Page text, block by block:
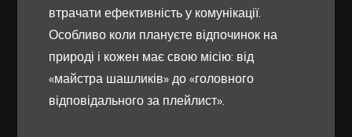
втрачати ефективність у комунікації.
Особливо коли плануєте відпочинок на
природі і кожен має свою місію: від
«майстра шашликів» до «головного
відповідального за плейлист».